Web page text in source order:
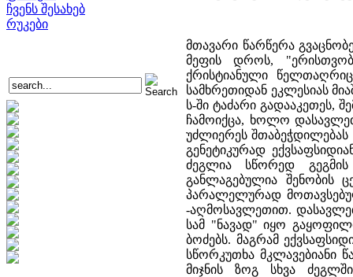
ჩვენს შესახებ
რუკები
მთავარი წარწერა
მეფის დროს,
ქრისტიანული
სამხრეთიდან ეკლესიას
ს-ში ტაძარი გადააკეთეს,
ჩამოიქცა, ხოლო
უძლიერეს
გენეტიკურად
ძეგლია სწორედ გეგმის
განლაგებულია შენობის
პარალელურად
-აღმოსავლეთით.
სამ "ნავად" იყო
ბოძებს. მაგრამ
სწორკუთხა მკლავებიანი
მიჯნის ზოგ სხვა